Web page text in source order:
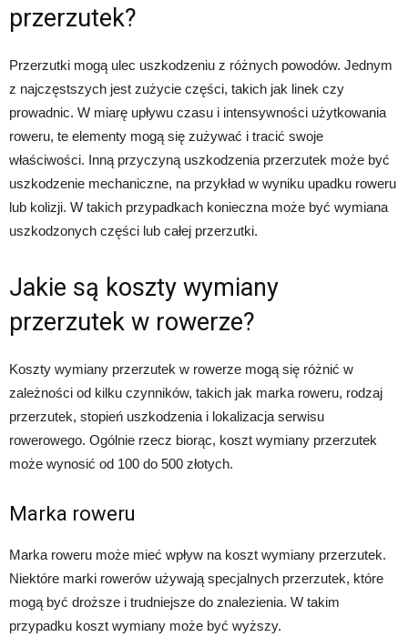
przerzutek?
Przerzutki mogą ulec uszkodzeniu z różnych powodów. Jednym
z najczęstszych jest zużycie części, takich jak linek czy
prowadnic. W miarę upływu czasu i intensywności użytkowania
roweru, te elementy mogą się zużywać i tracić swoje
właściwości. Inną przyczyną uszkodzenia przerzutek może być
uszkodzenie mechaniczne, na przykład w wyniku upadku roweru
lub kolizji. W takich przypadkach konieczna może być wymiana
uszkodzonych części lub całej przerzutki.
Jakie są koszty wymiany
przerzutek w rowerze?
Koszty wymiany przerzutek w rowerze mogą się różnić w
zależności od kilku czynników, takich jak marka roweru, rodzaj
przerzutek, stopień uszkodzenia i lokalizacja serwisu
rowerowego. Ogólnie rzecz biorąc, koszt wymiany przerzutek
może wynosić od 100 do 500 złotych.
Marka roweru
Marka roweru może mieć wpływ na koszt wymiany przerzutek.
Niektóre marki rowerów używają specjalnych przerzutek, które
mogą być droższe i trudniejsze do znalezienia. W takim
przypadku koszt wymiany może być wyższy.